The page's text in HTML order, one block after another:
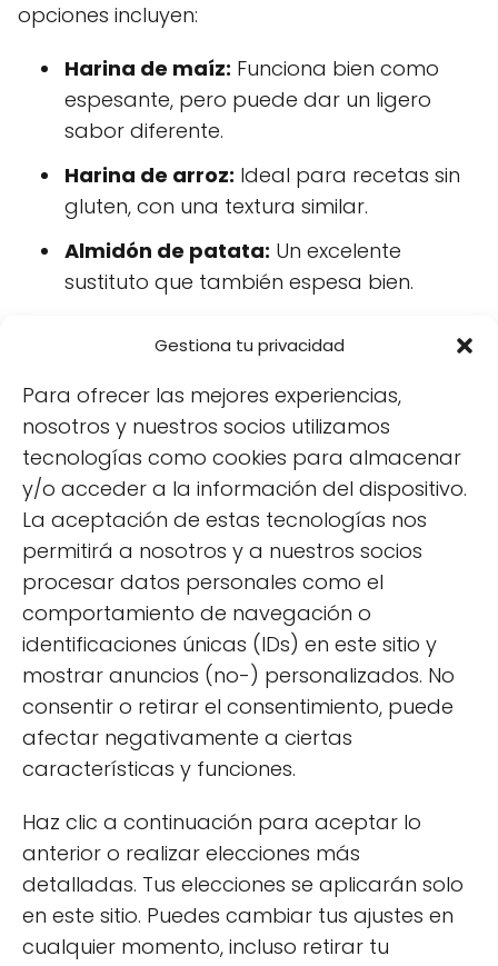
Gestiona tu privacidad
Para ofrecer las mejores experiencias,
nosotros y nuestros socios utilizamos
tecnologías como cookies para almacenar
y/o acceder a la información del dispositivo.
La aceptación de estas tecnologías nos
permitirá a nosotros y a nuestros socios
procesar datos personales como el
comportamiento de navegación o
identificaciones únicas (IDs) en este sitio y
mostrar anuncios (no-) personalizados. No
consentir o retirar el consentimiento, puede
afectar negativamente a ciertas
características y funciones.
Haz clic a continuación para aceptar lo
anterior o realizar elecciones más
detalladas. Tus elecciones se aplicarán solo
en este sitio. Puedes cambiar tus ajustes en
cualquier momento, incluso retirar tu
opciones incluyen:
Harina de maíz: Funciona bien como
espesante, pero puede dar un ligero
sabor diferente.
Harina de arroz: Ideal para recetas sin
gluten, con una textura similar.
Almidón de patata: Un excelente
sustituto que también espesa bien.
Es importante ajustar las cantidades al usar
propiedades diferentes que pueden afectar
el resultado final de las recetas. Experimentar
con diferentes tipos puede llevar a
descubrimientos culinarios interesantes.
Almidón de tapioca: ¿es sano
o malo?
En general, elalmidón de tapiocaes
considerado un ingrediente saludable,
especialmente en comparación con otros
almidones y harinas más refinados. Sin
embargo, como con cualquier alimento, su
consumo debe ser moderado.
Algunos puntos a considerar sobre su salud
son: